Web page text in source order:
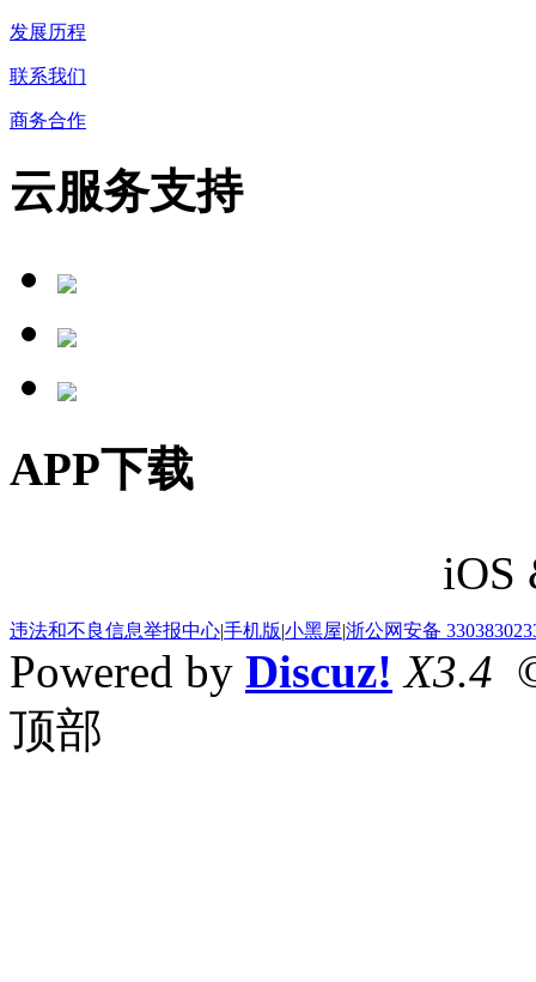
发展历程
联系我们
商务合作
云服务支持
APP下载
iOS
违法和不良信息举报中心|手机版|小黑屋|浙公网安备
Powered by Discuz! X3.4
顶部